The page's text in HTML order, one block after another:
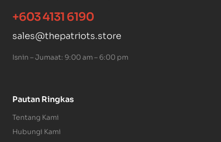
+603 4131 6190
sales@thepatriots.store
Isnin – Jumaat: 9:00 am – 6:00 pm
Pautan Ringkas
Tentang Kami
Hubungi Kami